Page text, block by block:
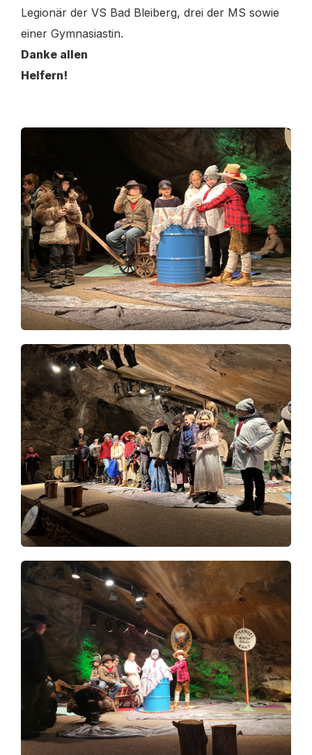
Legionär der VS Bad Bleiberg, drei der MS sowie
einer Gymnasiastin.
Danke allen
Helfern!